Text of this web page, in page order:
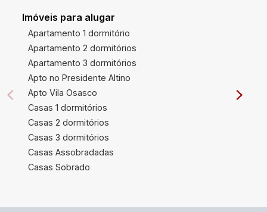
Imóveis para alugar
Apartamento 1 dormitório
Apartamento 2 dormitórios
Apartamento 3 dormitórios
Apto no Presidente Altino
Apto Vila Osasco
Casas 1 dormitórios
Casas 2 dormitórios
Casas 3 dormitórios
Casas Assobradadas
Casas Sobrado